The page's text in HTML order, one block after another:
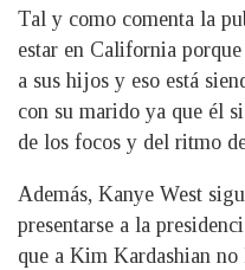
Tal y como comenta la
estar en California
a sus hijos y eso está
con su marido ya que él
de los focos y del ritmo
Además, Kanye West
presentarse a la
que a Kim Kardashian